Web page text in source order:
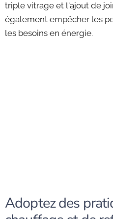
triple vitrage et l'ajout de
également empêcher les
les besoins en énergie.
Adoptez des